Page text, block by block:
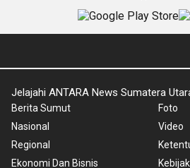
Jelajahi ANTARA News Sumatera
Berita Sumut
Nasional
Regional
Ekonomi Dan Bisnis
Foto
Video